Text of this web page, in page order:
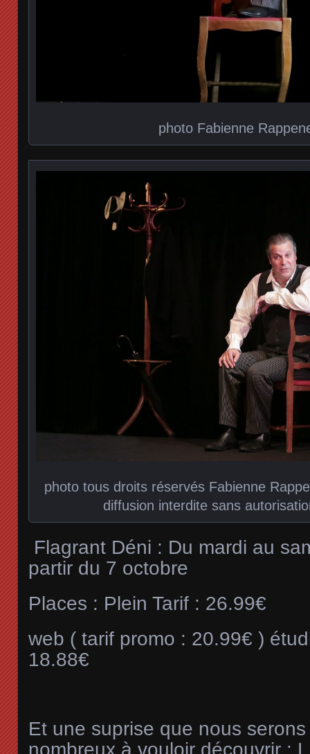
photo Fabienne
photo tous droits réservés Fabienne
diffusion interdite sans
Flagrant Déni : Du mardi au
partir du 7 octobre
Places : Plein Tarif : 26.99€
web ( tarif promo : 20.99€ )
18.88€
Et une suprise que nous
nombreux à vouloir découvrir :